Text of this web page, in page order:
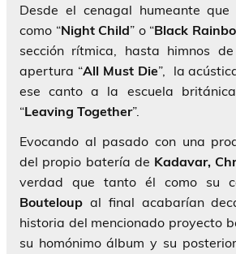
Desde el cenagal humeante
como “Night Child” o “Black
sección rítmica, hasta himnos
apertura “All Must Die”, la
ese canto a la escuela
“Leaving Together”.
Evocando al pasado con una
del propio batería de Kadavar,
verdad que tanto él como su
Bouteloup al final acabarían
historia del mencionado proyecto
su homónimo álbum y su